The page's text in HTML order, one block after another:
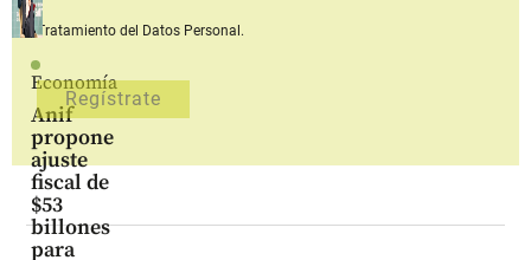
Economía
Anif
propone
ajuste
fiscal de
$53
billones
para
Tratamiento del Datos Personal.